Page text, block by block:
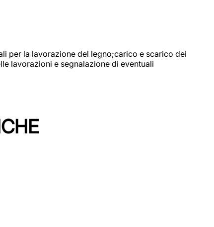
per la lavorazione del legno;carico e scarico dei
lavorazioni e segnalazione di eventuali